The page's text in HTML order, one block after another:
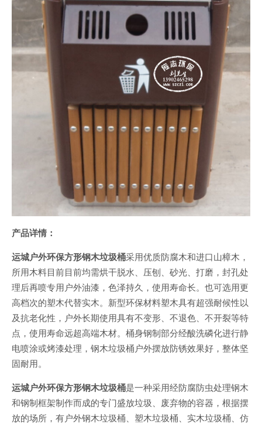
产品详情：
运城户外环保方形钢木垃圾桶采用优质防腐木和进口山樟木，
所用木料目前目前均需烘干脱水、压刨、砂光、打磨，封孔处
理后再喷专用户外油漆，色泽持久，使用寿命长。也可选用更
高档次的塑木代替实木。新型环保材料塑木具有超强耐候性以
及抗老化性，户外长期使用具有不变形、不退色、不开裂等特
点，使用寿命远超高端木材。桶身钢制部分经酸洗磷化进行静
电喷涂或烤漆处理，钢木垃圾桶户外摆放防锈效果好，整体坚
固耐用。
运城户外环保方形钢木垃圾桶是一种采用经防腐防虫处理钢木
和钢制框架制作而成的专门盛放垃圾、废弃物的容器，根据摆
放的场所，有户外钢木垃圾桶、塑木垃圾桶、实木垃圾桶、仿